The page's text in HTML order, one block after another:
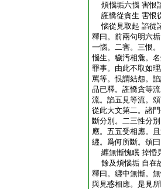
煩惱垢六惱 害恨
誑憍從貪生 害恨
惱從見取起 諂從
釋曰。前兩句明六
一惱。二害。三恨
惱生。穢汚相麁。
罪事。由此不取如
罵等。恨謂結怨。
品已釋。誑憍貪等
流。諂五見等流。
從此大文第二。諸
斷分別。二三性分
應。五五受相應。
纒。爲何所斷。頌曰
纒無慚愧眠 掉惛
餘及煩惱垢 自在
釋曰。纒中無慚。
與見惑相應。是見